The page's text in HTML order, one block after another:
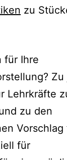
zu
für Ihre
Zu
Lehrkräfte
zu den
Vorschlag
für